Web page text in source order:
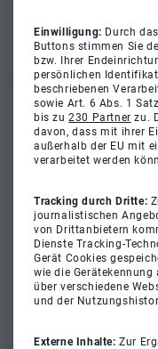
Einwilligung: Durch
Buttons stimmen Sie
bzw. Ihrer
persönlichen
beschriebenen
sowie Art. 6 Abs. 1
bis zu230 Partner zu.
davon, dass mit ihrer
außerhalb der EU mit
verarbeitet werden
Tracking durch Dritte:
journalistischen
von Drittanbietern
Dienste Tracking-
Gerät Cookies
wie die
über verschiedene
und der
Externe Inhalte:Zur